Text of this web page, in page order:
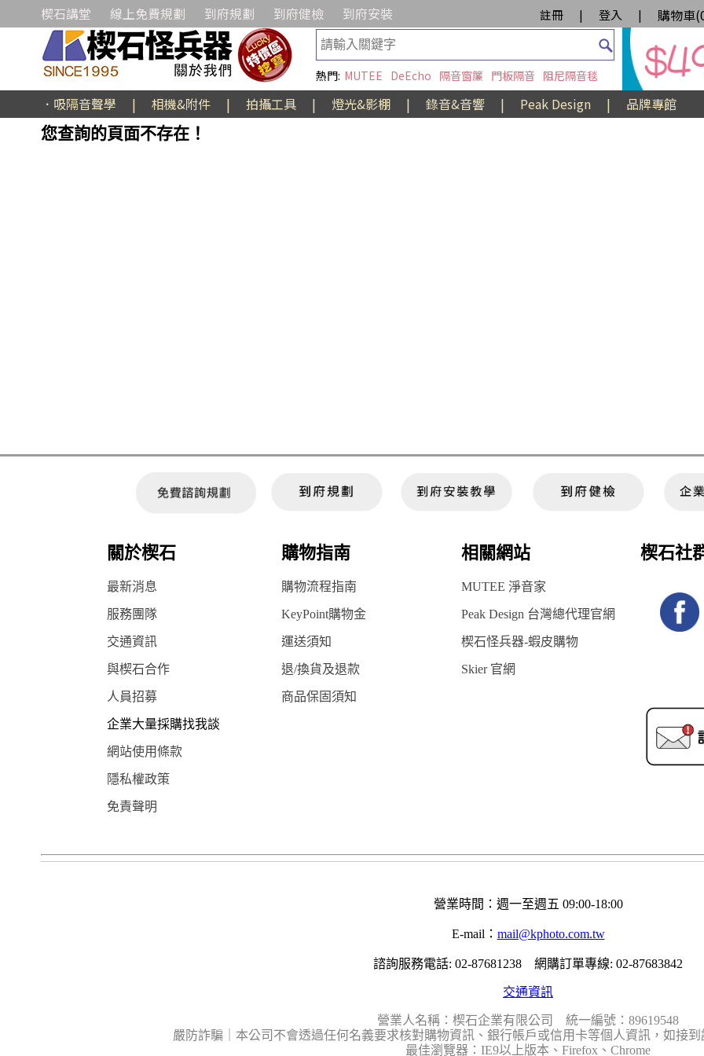
楔石講堂 線上免費規劃 到府規劃 到府健檢 到府安裝 註冊 | 登入 | 購物車(
熱門: MUTEE DeEcho 隔音窗簾 門板隔音 阻尼隔音毯
．吸隔音聲學 | 相機&附件 | 拍攝工具 | 燈光&影棚 | 錄音&音響 | Peak Design |
品牌專館
您查詢的頁面不存在！
關於楔石 購物指南 相關網站 楔石社
最新消息 購物流程指南 MUTEE 淨音家
服務團隊 KeyPoint購物金 Peak Design 台灣總代理官網
交通資訊 運送須知 楔石怪兵器-蝦皮購物
與楔石合作 退/換貨及退款 Skier 官網
人員招募 商品保固須知
企業大量採購找我談
網站使用條款
隱私權政策
免責聲明
營業時間：週一至週五 09:00-18:00
E-mail： mail@kphoto.com.tw
諮詢服務電話: 02-87681238 網購訂單專線: 02-87683842
交通資訊
營業人名稱：楔石企業有限公司 統一編號：89619548
嚴防詐騙｜本公司不會透過任何名義要求核對購物資訊、銀行帳戶或信用卡等個人資訊，如接
最佳瀏覽器：IE9以上版本、Firefox、Chrome